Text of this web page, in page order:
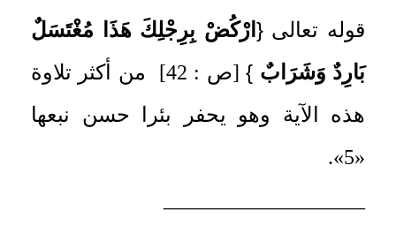
قوله تعالى‏{ ارْكُضْ بِرِجْلِكَ هَذَا مُغْتَسَلٌ
بَارِدٌ وَشَرَابٌ }
[ص : 42] ‏ من أكثر تلاوة
هذه الآية وهو يحفر بئرا حسن نبعها
«5».